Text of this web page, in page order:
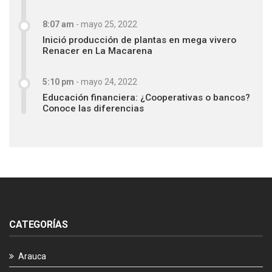
8:07 am - mayo 25, 2022
Inició producción de plantas en mega vivero
Renacer en La Macarena
5:10 pm - mayo 24, 2022
Educación financiera: ¿Cooperativas o bancos?
Conoce las diferencias
CATEGORÍAS
Arauca